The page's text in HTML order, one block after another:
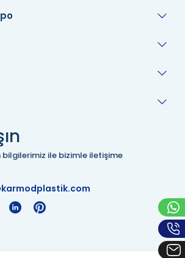
bilgilerimiz ile bizimle iletişime